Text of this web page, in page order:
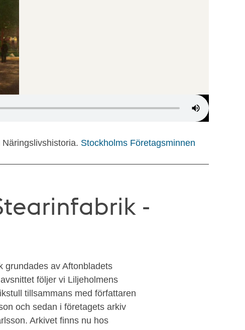
Stockholms Företagsminnen
-
grundades av Aftonbladets
följer vi Liljeholmens
tillsammans med författaren
och sedan i företagets arkiv
Arkivet finns nu hos